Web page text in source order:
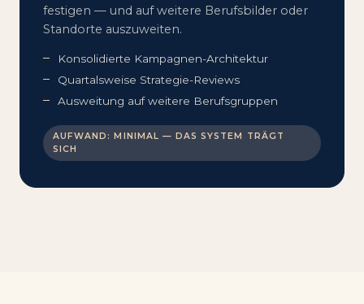
festigen — und auf weitere Berufsbilder oder
Standorte auszuweiten.
Konsolidierte Kampagnen-Architektur
Quartalsweise Strategie-Reviews
Ausweitung auf weitere Berufsgruppen
AUFWAND: MINIMAL — DAS SYSTEM TRÄGT
SICH